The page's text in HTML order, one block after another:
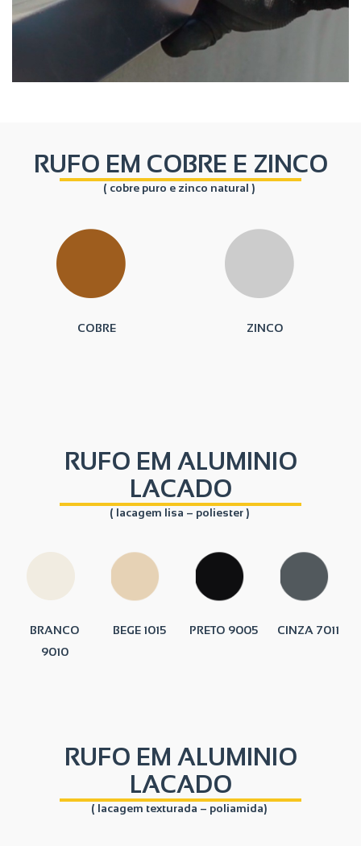
RUFO EM COBRE E ZINCO
( cobre puro e zinco natural )
COBRE ZINCO
RUFO EM ALUMINIO
LACADO
( lacagem lisa – poliester )
BRANCO
9010
BEGE 1015 PRETO 9005 CINZA 7011
RUFO EM ALUMINIO
LACADO
( lacagem texturada – poliamida)